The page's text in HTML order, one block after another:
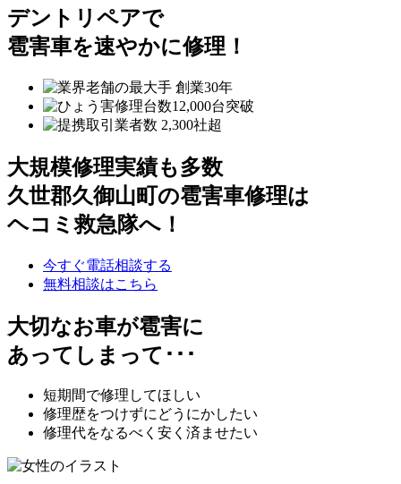
デントリペアで
雹害車を速やかに修理！
大規模修理実績も多数
久世郡久御山町の雹害車修理は
ヘコミ救急隊へ！
今すぐ電話相談する
無料相談はこちら
大切なお車が雹害に
あってしまって･･･
短期間で修理してほしい
修理歴をつけずにどうにかしたい
修理代をなるべく安く済ませたい